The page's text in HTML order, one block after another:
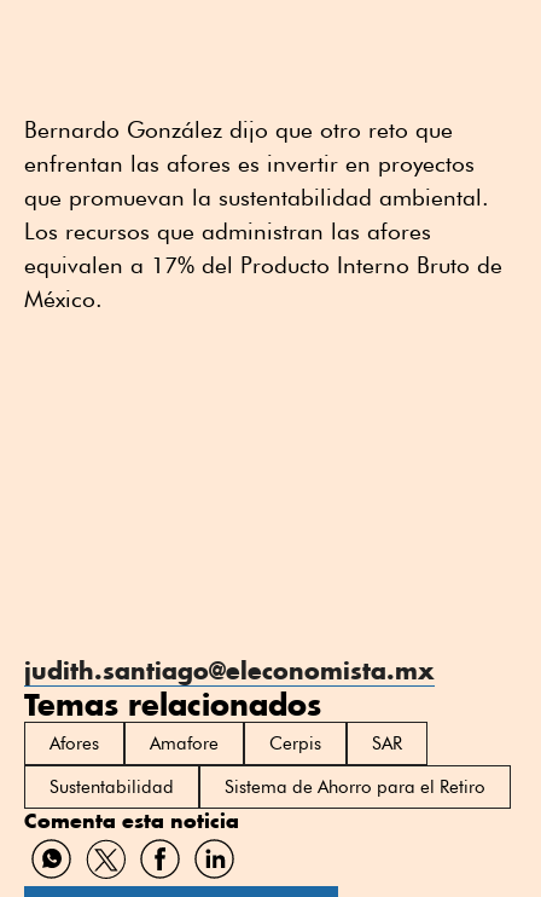
Bernardo González dijo que otro reto que
enfrentan las afores es invertir en proyectos
que promuevan la sustentabilidad ambiental.
Los recursos que administran las afores
equivalen a 17% del Producto Interno Bruto de
México.
judith.santiago@eleconomista.mx
Temas relacionados
Afores Amafore Cerpis
SAR
Sustentabilidad
Sistema de Ahorro para el Retiro
Comenta esta noticia
Compartir
por
Compartir
por
Compartir
por
Compartir
por